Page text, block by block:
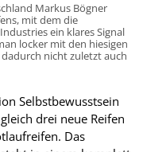
Markus Bögner
mit dem die
ein klares Signal
locker mit den hiesigen
nicht zuletzt auch
Selbstbewusstsein
drei neue Reifen
Das